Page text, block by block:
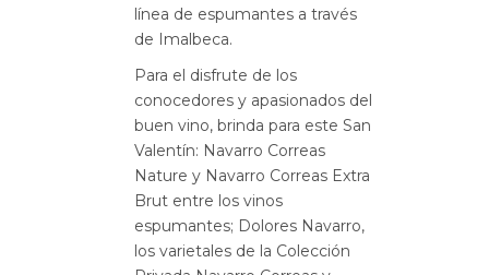
línea de espumantes a través
de Imalbeca.
Para el disfrute de los
conocedores y apasionados del
buen vino, brinda para este San
Valentín: Navarro Correas
Nature y Navarro Correas Extra
Brut entre los vinos
espumantes; Dolores Navarro,
los varietales de la Colección